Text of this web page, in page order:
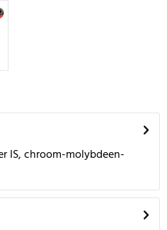
IS, chroom-molybdeen-